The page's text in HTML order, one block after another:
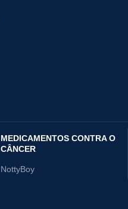
MEDICAMENTOS CONTRA O
CÂNCER
NottyBoy